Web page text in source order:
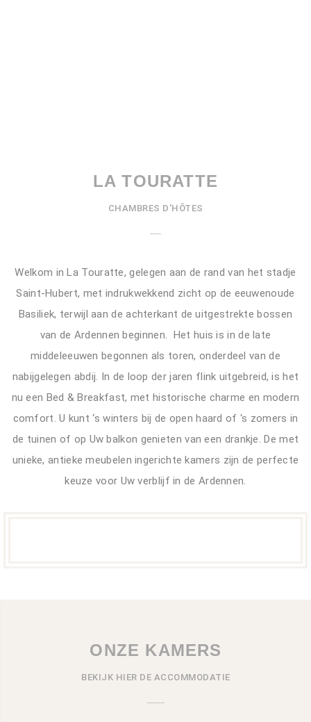
LA TOURATTE
CHAMBRES D'HÔTES
Welkom in La Touratte, gelegen aan de rand van het stadje
Saint-Hubert, met indrukwekkend zicht op de eeuwenoude
Basiliek, terwijl aan de achterkant de uitgestrekte bossen
van de Ardennen beginnen. Het huis is in de late
middeleeuwen begonnen als toren, onderdeel van de
nabijgelegen abdij. In de loop der jaren flink uitgebreid, is het
nu een Bed & Breakfast, met historische charme en modern
comfort. U kunt ‘s winters bij de open haard of ‘s zomers in
de tuinen of op Uw balkon genieten van een drankje. De met
unieke, antieke meubelen ingerichte kamers zijn de perfecte
keuze voor Uw verblijf in de Ardennen.
ONZE KAMERS
BEKIJK HIER DE ACCOMMODATIE